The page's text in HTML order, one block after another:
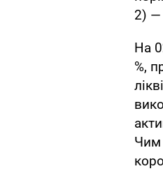
2) —
На
%,
Чим